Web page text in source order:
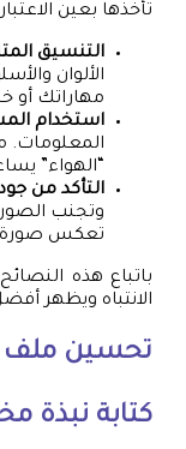
تأخذها بعين
التنسيق
الألوان
مهاراتك أو
استخدام
المعلومات.
“الهواء”
التأكد من
وتجنب الصور
تعكس صورة
باتباع هذه
الانتباه ويظهر
تحسين ملف
كتابة نبذة